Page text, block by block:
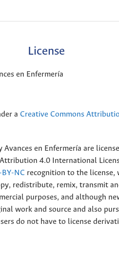
License
en Enfermería
a Creative Commons
en Enfermería are
4.0 International
BY-NC recognition to the license,
redistribute, remix, transmit
purposes, and although
work and source and also
do not have to license